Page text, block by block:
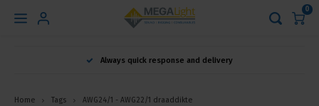
Hoofdmenu
0
Always quick response and delivery
Home Tags AWG24/1 - AWG22/1 draaddikte